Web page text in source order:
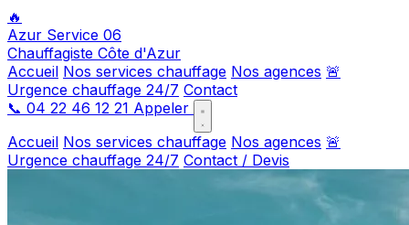
🔥
Azur Service 06
Chauffagiste Côte d'Azur
Accueil Nos services chauffage Nos agences 🚨
Urgence chauffage 24/7 Contact
📞 04 22 46 12 21 Appeler
Accueil Nos services chauffage Nos agences 🚨
Urgence chauffage 24/7 Contact / Devis